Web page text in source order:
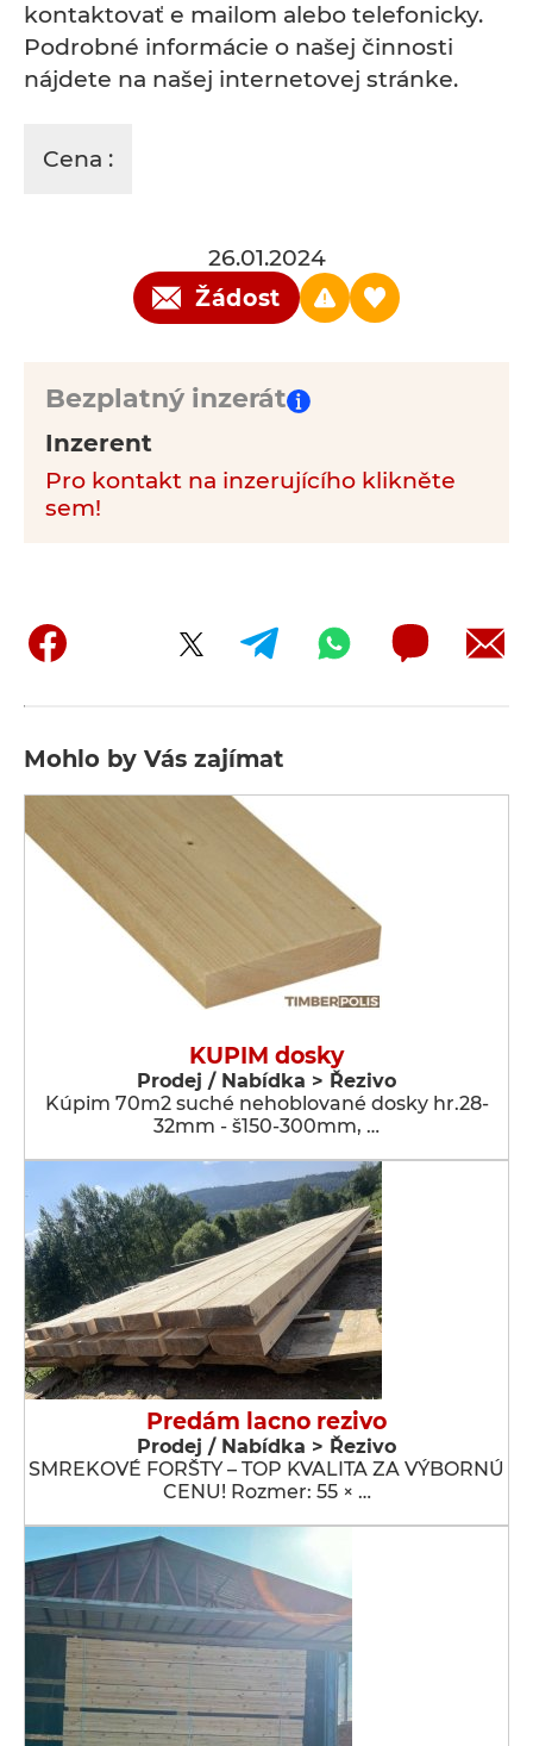
kontaktovať e mailom alebo telefonicky.
Podrobné informácie o našej činnosti
nájdete na našej internetovej stránke.
Cena :
26.01.2024
Žádost
Bezplatný inzerát
Inzerent
Pro kontakt na inzerujícího klikněte
sem!
Mohlo by Vás zajímat
KUPIM dosky
Prodej / Nabídka > Řezivo
Kúpim 70m2 suché nehoblované dosky hr.28-
32mm - š150-300mm, …
Predám lacno rezivo
Prodej / Nabídka > Řezivo
SMREKOVÉ FORŠTY – TOP KVALITA ZA VÝBORNÚ
CENU! Rozmer: 55 × …